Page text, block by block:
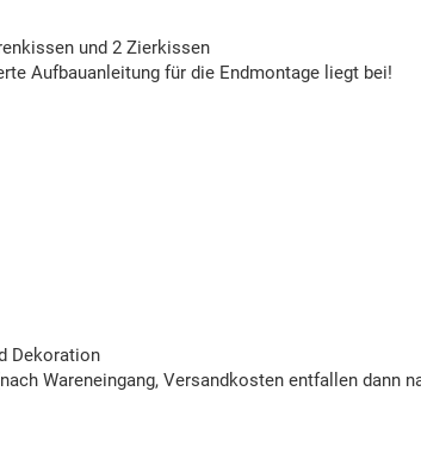
und 2 Zierkissen
Aufbauanleitung für die Endmontage liegt bei!
Dekoration
Wareneingang, Versandkosten entfallen dann